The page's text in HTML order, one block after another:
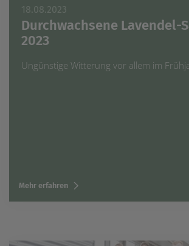
18.08.2023
Durchwachsene Lavendel-
2023
Ungünstige Witterung vor allem im
Mehr erfahren